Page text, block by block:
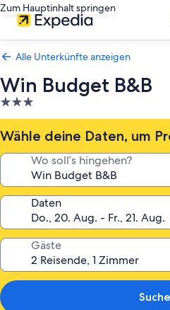
Zum Hauptinhalt springen
Alle Unterkünfte anzeigen
Win Budget B&B
3.0-
Sterne-
Unterkunft
Wähle deine Daten, um
Wo soll’s hingehen?
Daten
Gäste